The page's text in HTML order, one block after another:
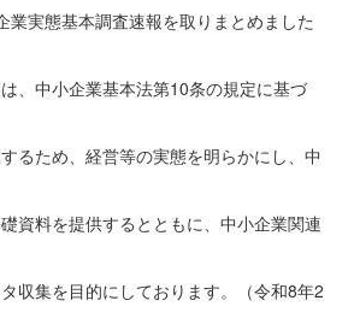
業実態基本調査速報を取りまとめました
、中小企業基本法第10条の規定に基づ
るため、経営等の実態を明らかにし、中
資料を提供するとともに、中小企業関連
収集を目的にしております。（令和8年2